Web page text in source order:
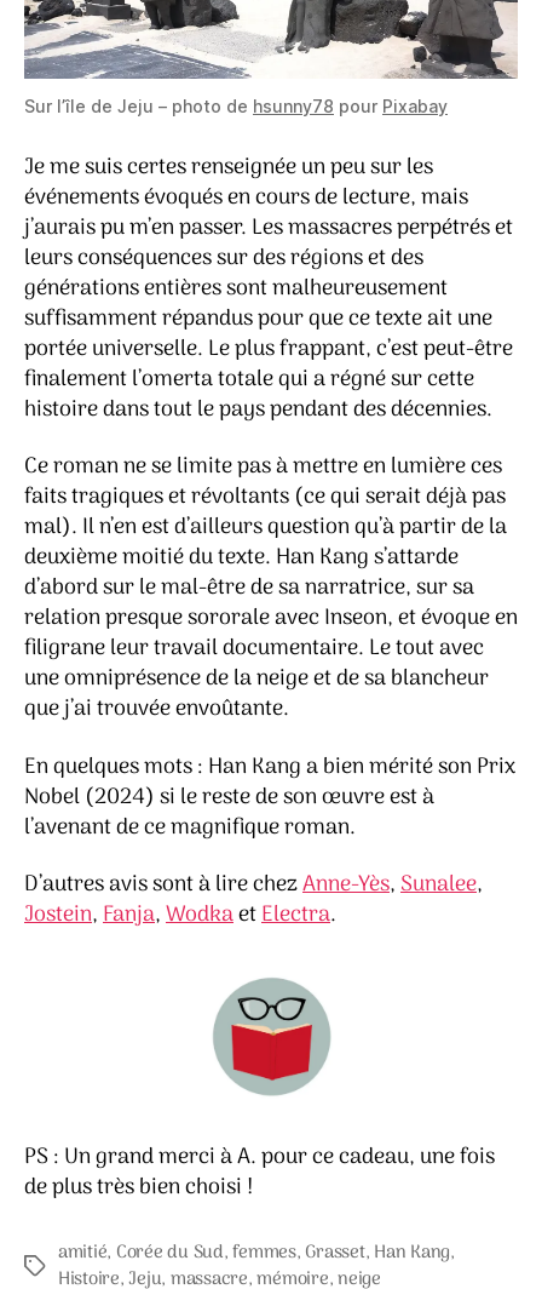
Sur l’île de Jeju – photo de hsunny78 pour Pixabay
Je me suis certes renseignée un peu sur les
événements évoqués en cours de lecture, mais
j’aurais pu m’en passer. Les massacres perpétrés et
leurs conséquences sur des régions et des
générations entières sont malheureusement
suffisamment répandus pour que ce texte ait une
portée universelle. Le plus frappant, c’est peut-être
finalement l’omerta totale qui a régné sur cette
histoire dans tout le pays pendant des décennies.
Ce roman ne se limite pas à mettre en lumière ces
faits tragiques et révoltants (ce qui serait déjà pas
mal). Il n’en est d’ailleurs question qu’à partir de la
deuxième moitié du texte. Han Kang s’attarde
d’abord sur le mal-être de sa narratrice, sur sa
relation presque sororale avec Inseon, et évoque en
filigrane leur travail documentaire. Le tout avec
une omniprésence de la neige et de sa blancheur
que j’ai trouvée envoûtante.
En quelques mots : Han Kang a bien mérité son Prix
Nobel (2024) si le reste de son œuvre est à
l’avenant de ce magnifique roman.
D’autres avis sont à lire chezAnne-Yès,Sunalee,
Jostein,Fanja,WodkaetElectra.
PS : Un grand merci à A. pour ce cadeau, une fois
de plus très bien choisi !
Étiquettes
amitié, Corée du Sud,femmes, Grasset, Han Kang,
Histoire,Jeju, massacre,mémoire,neige